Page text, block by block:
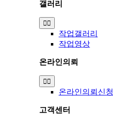
갤러리
Toggle
Navigation
작업갤러리
작업영상
온라인의뢰
Toggle
Navigation
온라인의뢰신청
고객센터